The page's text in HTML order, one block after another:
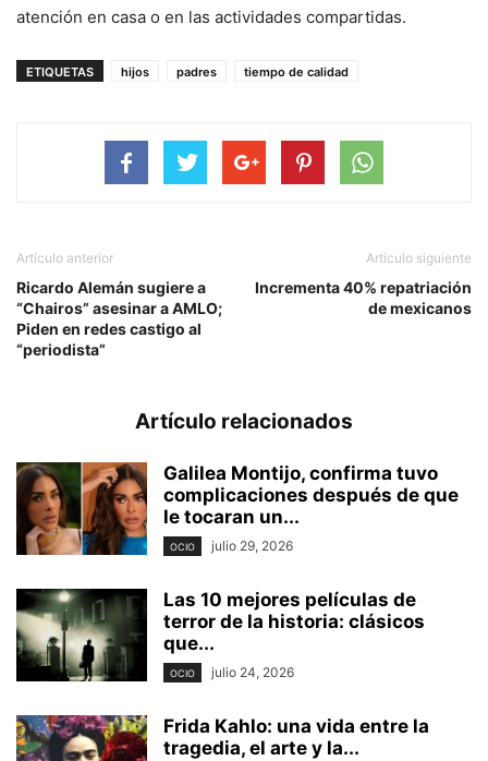
atención en casa o en las actividades compartidas.
ETIQUETAS hijos padres tiempo de calidad
Artículo anterior
Ricardo Alemán sugiere a
“Chairos” asesinar a AMLO;
Piden en redes castigo al
“periodista”
Artículo siguiente
Incrementa 40% repatriación
de mexicanos
Artículo relacionados
Galilea Montijo, confirma tuvo
complicaciones después de que
le tocaran un...
OCIO julio 29, 2026
Las 10 mejores películas de
terror de la historia: clásicos
que...
OCIO julio 24, 2026
Frida Kahlo: una vida entre la
tragedia, el arte y la...